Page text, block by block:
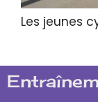
Les jeunes